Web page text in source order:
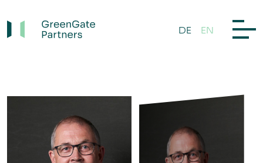
DE EN